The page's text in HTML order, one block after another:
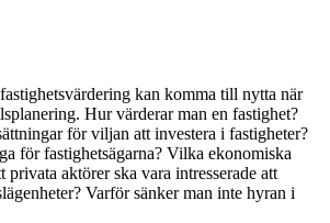
kan komma till nytta när
Hur värderar man en fastighet?
för viljan att investera i fastigheter?
för fastighetsägarna? Vilka ekonomiska
aktörer ska vara intresserade att
Varför sänker man inte hyran i